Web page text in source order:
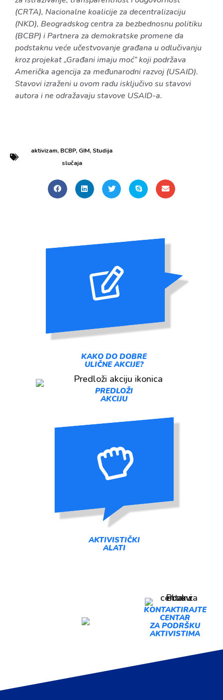
(CRTA), Nacionalne koalicije za decentralizaciju
(NKD), Beogradskog centra za bezbednosnu politiku
(BCBP) i Partnera za demokratske promene da
podstaknu veće učestvovanje građana u odlučivanju
kroz projekat „Građani imaju moć” koji podržava
Američka agencija za međunarodni razvoj (USAID).
Stavovi izraženi u ovom radu isključivo su stavovi
autora i ne odražavaju stavove USAID-a.
aktivizam, BCBP, GIM, Studija
slučaja
KAKO DO DOBRE
ULIČNE AKCIJE?
PREDLOŽI
AKCIJU
AKTIVISTIČKI
ALATI
AKCIJU
KONTAKTIRAJTE
CENTAR
ZA PODRŠKU
AKTIVISTIMA